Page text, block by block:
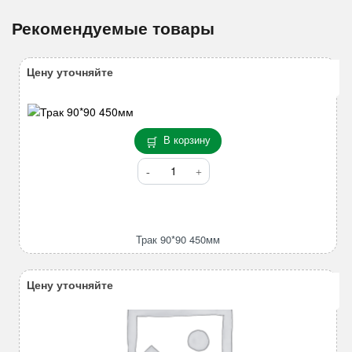
Рекомендуемые товары
В корзину
Количество
товара
Трак 90*90 450мм
Цену уточняйте
Цену уточняйте